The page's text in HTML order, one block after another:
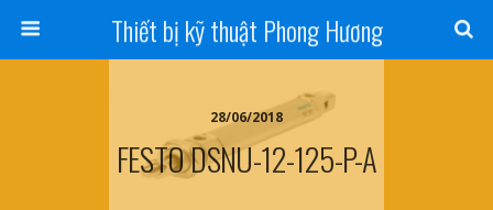
Thiết bị kỹ thuật Phong Hương
28/06/2018
FESTO DSNU-12-125-P-A